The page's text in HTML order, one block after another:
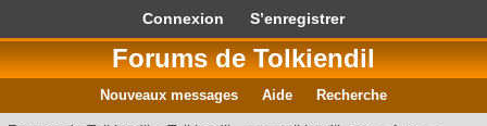
Connexion S’enregistrer
Forums de Tolkiendil
Nouveaux messages Aide Recherche